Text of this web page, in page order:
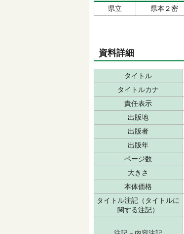
県立
県本２密
資料詳細
タイトル
タイトルカナ
責任表示
出版地
出版者
出版年
ページ数
大きさ
本体価格
タイトル注記（タイトルに
関する注記）